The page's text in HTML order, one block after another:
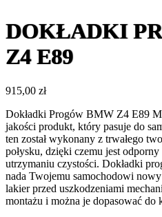
DOKŁADKI
Z4 E89
915,00 zł
Dokładki Progów BMW Z4 E89
jakości produkt, który pasuje do
ten został wykonany z trwałego
połysku, dzięki czemu jest
utrzymaniu czystości. Dokładki
nada Twojemu samochodowi
lakier przed uszkodzeniami
montażu i można je dopasować